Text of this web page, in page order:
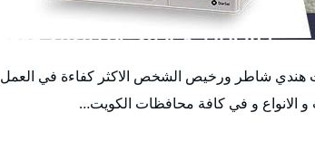
هندي شاطر ورخيص الشخص الاكثر كفاءة في العمل
و الانواع و في كافة محافظات الكويت…